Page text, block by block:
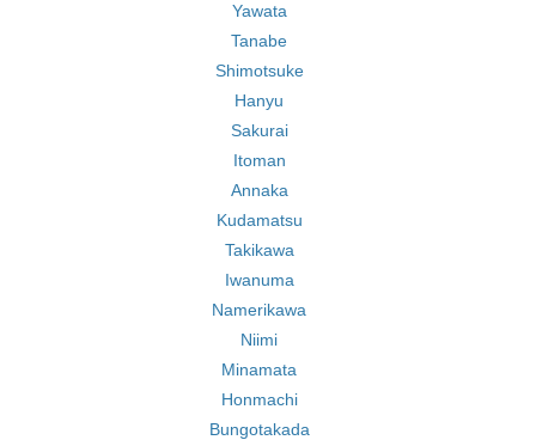
Yawata
Tanabe
Shimotsuke
Hanyu
Sakurai
Itoman
Annaka
Kudamatsu
Takikawa
Iwanuma
Namerikawa
Niimi
Minamata
Honmachi
Bungotakada